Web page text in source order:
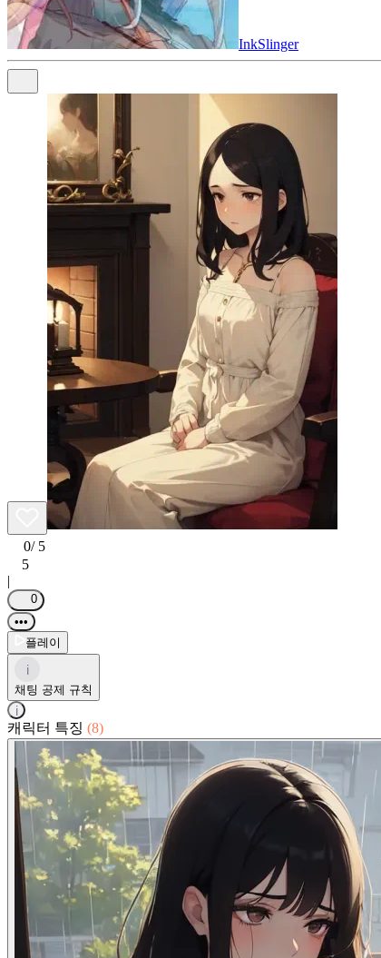
InkSlinger
0/ 5
5
|
0
•••
플레이
i
채팅 공제 규칙
i
캐릭터 특징 (8)